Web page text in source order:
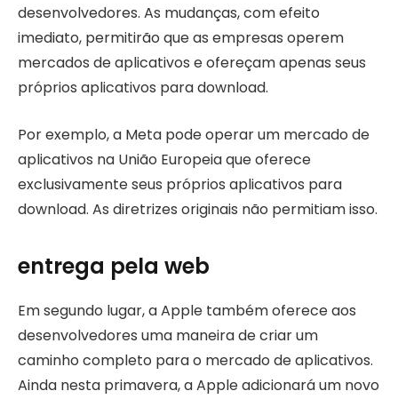
desenvolvedores. As mudanças, com efeito
imediato, permitirão que as empresas operem
mercados de aplicativos e ofereçam apenas seus
próprios aplicativos para download.
Por exemplo, a Meta pode operar um mercado de
aplicativos na União Europeia que oferece
exclusivamente seus próprios aplicativos para
download. As diretrizes originais não permitiam isso.
entrega pela web
Em segundo lugar, a Apple também oferece aos
desenvolvedores uma maneira de criar um
caminho completo para o mercado de aplicativos.
Ainda nesta primavera, a Apple adicionará um novo